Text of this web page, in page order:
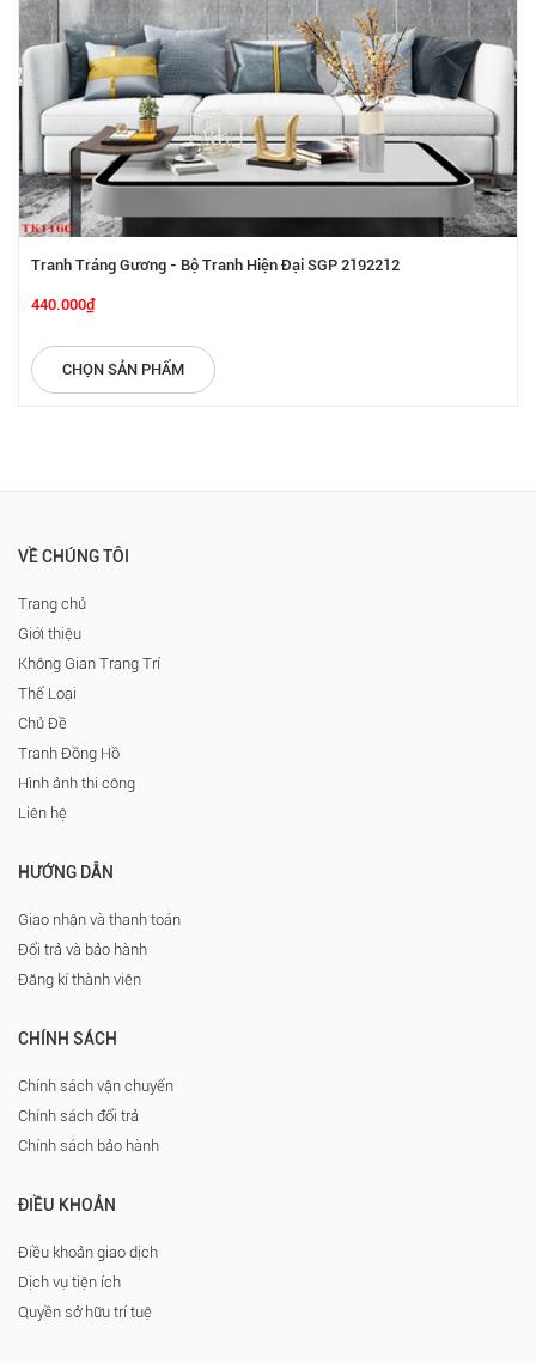
Tranh Tráng Gương - Bộ Tranh Hiện Đại SGP 2192212
440.000₫
CHỌN SẢN PHẨM
VỀ CHÚNG TÔI
Trang chủ
Giới thiệu
Không Gian Trang Trí
Thể Loại
Chủ Đề
Tranh Đồng Hồ
Hình ảnh thi công
Liên hệ
HƯỚNG DẪN
Giao nhận và thanh toán
Đổi trả và bảo hành
Đăng kí thành viên
CHÍNH SÁCH
Chính sách vận chuyển
Chính sách đổi trả
Chính sách bảo hành
ĐIỀU KHOẢN
Điều khoản giao dịch
Dịch vụ tiện ích
Quyền sở hữu trí tuệ